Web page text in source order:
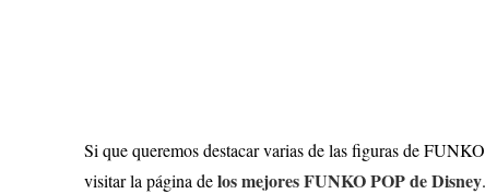
Si que queremos destacar varias de las figuras de
visitar la página delos mejores FUNKO POP de Disney.